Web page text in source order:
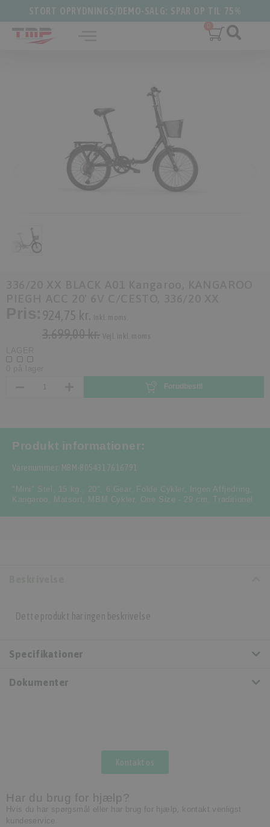
STORT OPRYDNINGS/DEMO-SALG: SPAR OP TIL 75%
Forudbestil
Produkt informationer:
Varenummer: MBM-8054317616791
"Mini" Stel , 15 kg. , 20", 6 Gear, Folde Cykler, Ingen Affjedring,
Kangaroo , Matsort, MBM Cykler, One Size - 29 cm, Traditionel
Dette produkt har ingen beskrivelse
Specifikationer
Dokumenter
Kontakt os
Har du brug for hjælp?
Hvis du har spørgsmål eller har brug for hjælp, kontakt venligst
kundeservice.